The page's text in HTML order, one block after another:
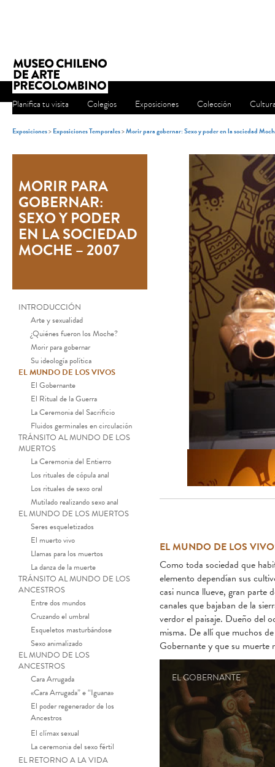
Planifica tu visita Colegios Exposiciones Colección
Exposiciones>Exposiciones Temporales>Morir para gobernar: Sexo y poder en la sociedad
MORIR PARA
GOBERNAR:
SEXO Y PODER
EN LA SOCIEDAD
MOCHE – 2007
INTRODUCCIÓN
Arte y sexualidad
¿Quiénes fueron los Moche?
Morir para gobernar
Su ideología política
EL MUNDO DE LOS VIVOS
El Gobernante
El Ritual de la Guerra
La Ceremonia del Sacrificio
Fluidos germinales en circulación
TRÁNSITO AL MUNDO DE LOS
MUERTOS
La Ceremonia del Entierro
Los rituales de cópula anal
Los rituales de sexo oral
Mutilado realizando sexo anal
EL MUNDO DE LOS MUERTOS
Seres esqueletizados
El muerto vivo
Llamas para los muertos
La danza de la muerte
TRÁNSITO AL MUNDO DE LOS
ANCESTROS
Entre dos mundos
Cruzando el umbral
Esqueletos masturbándose
Sexo animalizado
EL MUNDO DE LOS
ANCESTROS
Cara Arrugada
«Cara Arrugada” e “Iguana»
El poder regenerador de los
Ancestros
El clímax sexual
La ceremonia del sexo fértil
EL RETORNO A LA VIDA
EL MUNDO DE LOS
Como toda sociedad que
elemento dependían sus
casi nunca llueve, gran parte
canales que bajaban de la
verdor el paisaje. Dueño del
misma. De allí que muchos
Gobernante y que su muerte
EL GOBERNANTE